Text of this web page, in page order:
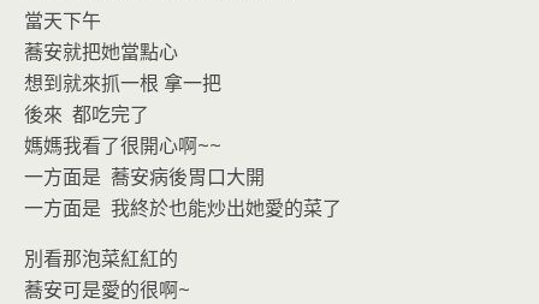
當天下午
蕎安就把她當點心
想到就來抓一根 拿一把
後來 都吃完了
媽媽我看了很開心啊~~
一方面是 蕎安病後胃口大開
一方面是 我終於也能炒出她愛的菜了
別看那泡菜紅紅的
蕎安可是愛的很啊~